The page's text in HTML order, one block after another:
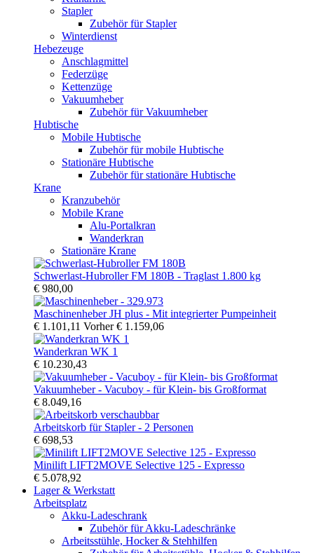
Stapler
Zubehör für Stapler
Winterdienst
Hebezeuge
Anschlagmittel
Federzüge
Kettenzüge
Vakuumheber
Zubehör für Vakuumheber
Hubtische
Mobile Hubtische
Zubehör für mobile Hubtische
Stationäre Hubtische
Zubehör für stationäre Hubtische
Krane
Kranzubehör
Mobile Krane
Alu-Portalkran
Wanderkran
Stationäre Krane
Schwerlast-Hubroller FM 180B - Traglast 1.800 kg
€ 980,00
Maschinenheber JH plus - Mit integrierter Pumpeinheit
€ 1.101,11 Vorher€ 1.159,06
Wanderkran WK 1
€ 10.230,43
Vakuumheber - Vacuboy - für Klein- bis Großformat
€ 8.049,16
Arbeitskorb für Stapler - 2 Personen
€ 698,53
Minilift LIFT2MOVE Selective 125 - Expresso
€ 5.078,92
Lager & Werkstatt
Arbeitsplatz
Akku-Ladeschrank
Zubehör für Akku-Ladeschränke
Arbeitsstühle, Hocker & Stehhilfen